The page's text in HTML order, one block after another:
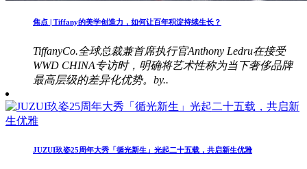
焦点 | Tiffany的美学创造力，如何让百年积淀持续生长？
TiffanyCo.全球总裁兼首席执行官Anthony Ledru在接受
WWD CHINA专访时，明确将艺术性称为当下奢侈品牌
最高层级的差异化优势。by..
JUZUI玖姿25周年大秀「循光新生」光起二十五载，共启新生优雅